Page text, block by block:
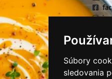
Súbory
sledovania